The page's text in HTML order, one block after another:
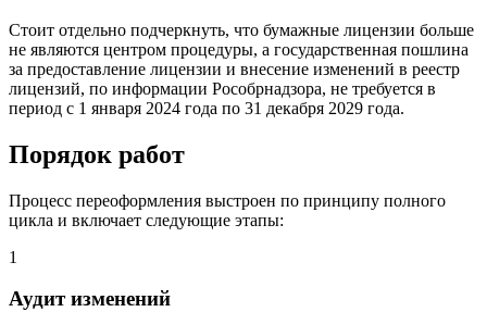
Стоит отдельно подчеркнуть, что бумажные лицензии больше
не являются центром процедуры, а государственная пошлина
за предоставление лицензии и внесение изменений в реестр
лицензий, по информации Рособрнадзора, не требуется в
период с 1 января 2024 года по 31 декабря 2029 года.
Порядок работ
Процесс переоформления выстроен по принципу полного
цикла и включает следующие этапы:
1
Аудит изменений